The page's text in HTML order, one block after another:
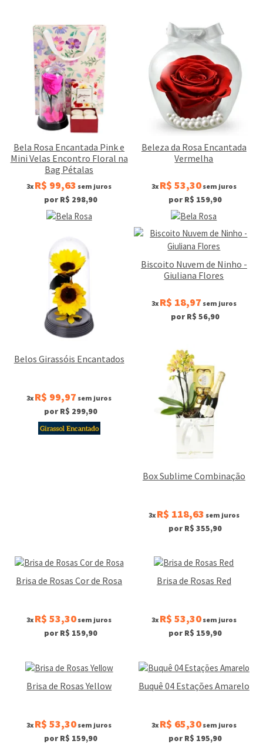
Bela Rosa Encantada Pink e
Mini Velas Encontro Floral na
Bag Pétalas
3x R$ 99,63 sem juros
por R$ 298,90
Beleza da Rosa Encantada
Vermelha
3x R$ 53,30sem juros
por R$ 159,90
Belos Girassóis Encantados
3x R$ 99,97 sem juros
por R$ 299,90
Biscoito Nuvem de Ninho -
Giuliana Flores
3x R$ 18,97 sem juros
por R$ 56,90
Box Sublime Combinação
3x R$ 118,63 sem juros
por R$ 355,90
Brisa de Rosas Cor de Rosa
3x R$ 53,30 sem juros
por R$ 159,90
Brisa de Rosas Red
3x R$ 53,30sem juros
por R$ 159,90
Brisa de Rosas Yellow
3x R$ 53,30 sem juros
por R$ 159,90
Buquê 04 Estações Amarelo
3x R$ 65,30sem juros
por R$ 195,90